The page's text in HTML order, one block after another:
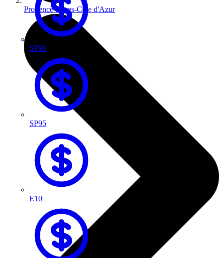
SP98
SP95
E10
Provence-Alpes-Côte d'Azur